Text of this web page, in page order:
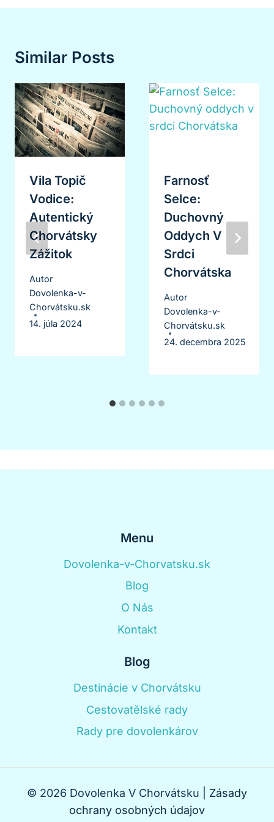
Similar Posts
Vila Topič
Vodice:
Autentický
Chorvátsky
Zážitok
Autor
Dovolenka-v-
Chorvátsku.sk
14. júla 2024
Farnosť
Selce:
Duchovný
Oddych V
Srdci
Chorvátska
Autor
Dovolenka-v-
Chorvátsku.sk
24. decembra 2025
Menu
Dovolenka-v-Chorvatsku.sk
Blog
O Nás
Kontakt
Blog
Destinácie v Chorvátsku
Cestovatělské rady
Rady pre dovolenkárov
© 2026 Dovolenka V Chorvátsku | Zásady
ochrany osobných údajov